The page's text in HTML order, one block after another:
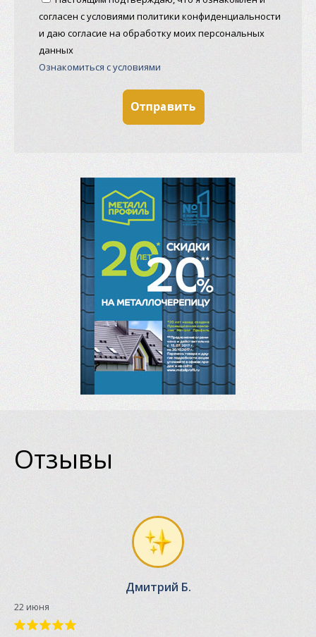
согласен с условиями политики конфиденциальности
и даю согласие на обработку моих персональных
данных
Ознакомиться с условиями
Отзывы
Дмитрий Б.
22 июня